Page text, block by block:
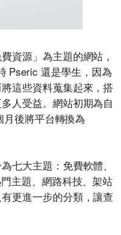
資源」為主題的網站，
Pseric 還是學生，因為
這些資料蒐集起來，搭
人受益。網站初期為自
後將平台轉換為
七大主題：免費軟體、
主題、網路科技、架站
更進一步的分類，讓查